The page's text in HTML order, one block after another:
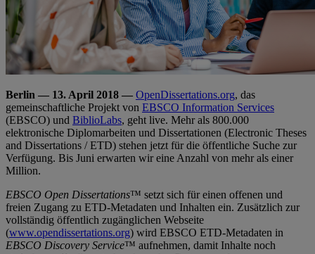
Berlin — 13. April 2018 — OpenDissertations.org, das
gemeinschaftliche Projekt von EBSCO Information Services
(EBSCO) und BiblioLabs, geht live. Mehr als 800.000
elektronische Diplomarbeiten und Dissertationen (Electronic Theses
and Dissertations / ETD) stehen jetzt für die öffentliche Suche zur
Verfügung. Bis Juni erwarten wir eine Anzahl von mehr als einer
Million.
EBSCO Open Dissertations™ setzt sich für einen offenen und
freien Zugang zu ETD-Metadaten und Inhalten ein. Zusätzlich zur
vollständig öffentlich zugänglichen Webseite
(www.opendissertations.org) wird EBSCO ETD-Metadaten in
EBSCO Discovery Service™ aufnehmen, damit Inhalte noch